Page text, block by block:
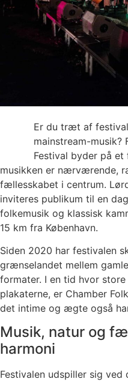
Er du træt af
mainstream-musik?
Festival byder på
musikken er nærværende,
fællesskabet i centrum.
inviteres publikum til en
folkemusik og klassisk
15 km fra København.
Siden 2020 har festivalen
grænselandet mellem
formater. I en tid hvor
plakaterne, er Chamber
det intime og ægte også
Musik, natur og
harmoni
Festivalen udspiller sig